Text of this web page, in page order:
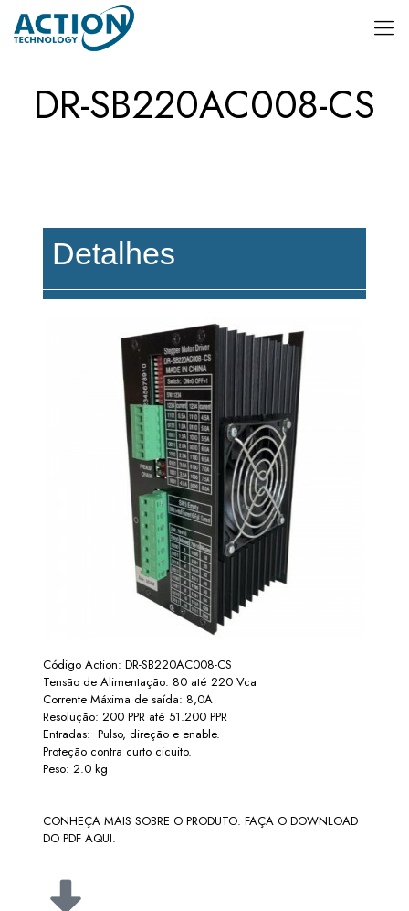
DR-SB220AC008-CS
Detalhes
Código Action: DR-SB220AC008-CS
Tensão de Alimentação: 80 até 220 Vca
Corrente Máxima de saída: 8,0A
Resolução: 200 PPR até 51.200 PPR
Entradas: Pulso, direção e enable.
Proteção contra curto cicuito.
Peso: 2.0 kg
CONHEÇA MAIS SOBRE O PRODUTO. FAÇA O DOWNLOAD
DO PDF AQUI.